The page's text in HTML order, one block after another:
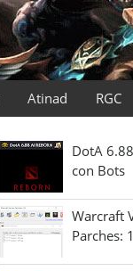
Atinad RGC
DotA
con Bots
Warcraft
Parches: